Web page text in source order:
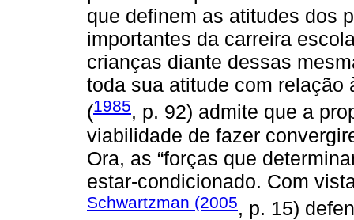
que definem as atitudes dos
importantes da carreira
crianças diante dessas
toda sua atitude com relação
(1985, p. 92) admite que a
viabilidade de fazer
Ora, as “forças que
estar-condicionado. Com
Schwartzman (2005, p. 15)